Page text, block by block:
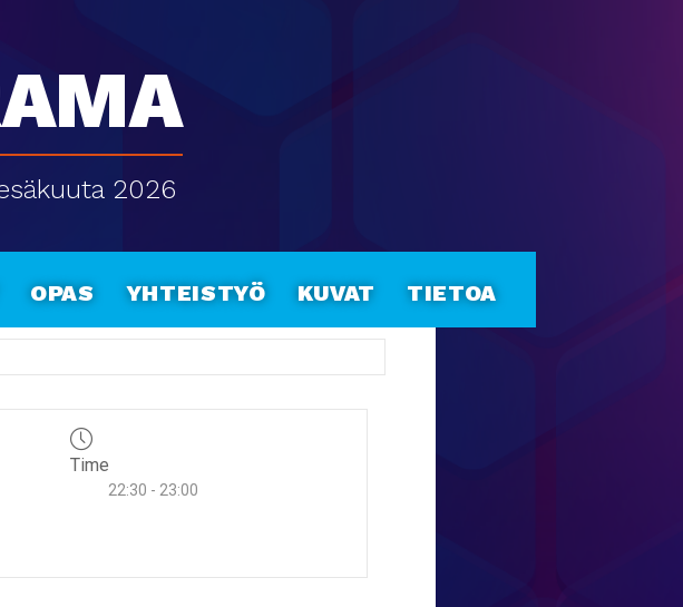
2026
Opas Yhteistyö Kuvat Tietoa
Time
22:30 - 23:00